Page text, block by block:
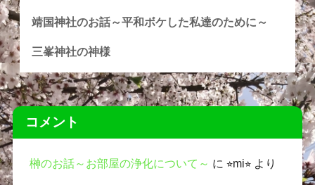
靖国神社のお話～平和ボケした私達のために～
三峯神社の神様
コメント
榊のお話～お部屋の浄化について～ に ⭐︎mi⭐︎より